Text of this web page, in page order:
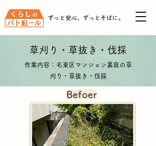
ずっと安心、ずっとそばに。
​草刈り・草抜き・伐採
作業内容：名東区マンション裏庭の草
刈り・草抜き・伐採
Befoer